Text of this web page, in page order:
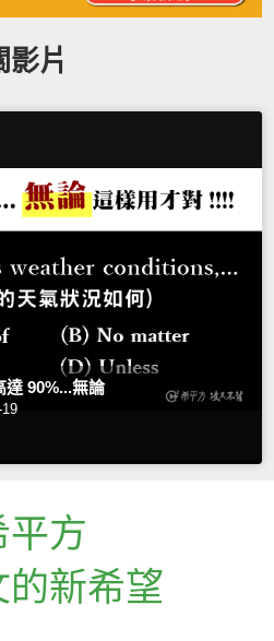
影片
達 90%...無論
平方
的新希望